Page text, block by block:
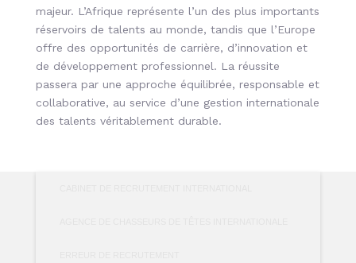
majeur. L’Afrique représente l’un des plus importants
réservoirs de talents au monde, tandis que l’Europe
offre des opportunités de carrière, d’innovation et
de développement professionnel. La réussite
passera par une approche équilibrée, responsable et
collaborative, au service d’une gestion internationale
des talents véritablement durable.